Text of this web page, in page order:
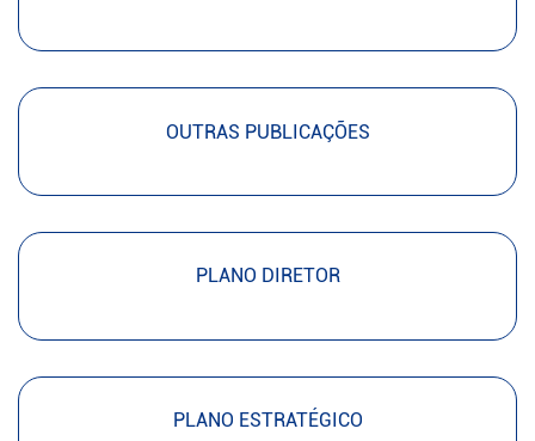
OUTRAS PUBLICAÇÕES
PLANO DIRETOR
PLANO ESTRATÉGICO